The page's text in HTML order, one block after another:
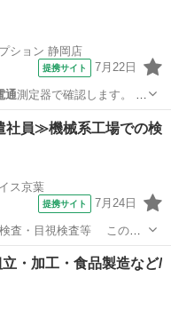
ション 静岡店
提携サイト 7月22日
通測定器で確認します。 ま
社員≫機械系工場での検
ス京葉
提携サイト 7月24日
査・目視検査等 このお
・加工・食品製造など/